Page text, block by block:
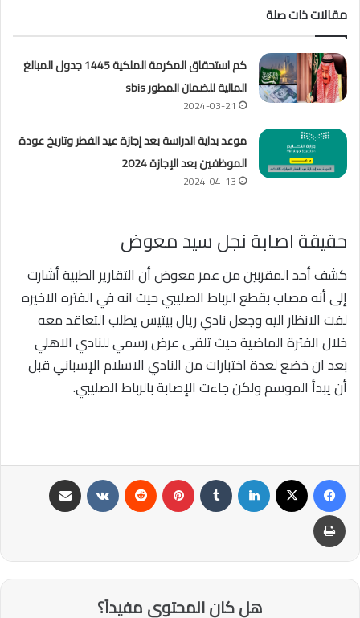
مقالات ذات صلة
كم استحقاق المكرمة الملكية 1445 جدول المبالغ
المالية للضمان المطور sbis
2024-03-21
موعد بداية الدراسة بعد إجازة عيد الفطر وتاريخ عودة
الموظفين بعد الإجازة 2024
2024-04-13
حقيقة اصابة نجل سيد معوض
كشف أحد المقربين من عمر معوض أن التقارير الطبية أشارت
إلى أنه مصاب بقطع الرباط الصليبي حيث انه في الفتره الاخيره
لفت الانظار اليه وجعل نادي ريال بيتيس يطلب التعاقد معه
خلال الفترة الماضية حيث تلقى عرض رسمي للنادي الاهلي
بعد ان خضع لعدة اختبارات من النادي الاسلام الإسباني قبل
أن يبدأ الموسم ولكن جاءت الإصابة بالرباط الصليبي.
هل كان المحتوى مفيداً؟